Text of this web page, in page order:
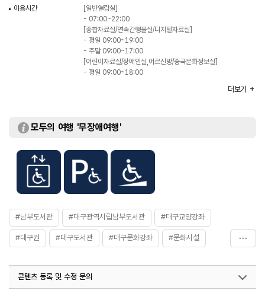
이용시간
[일반열람실]
- 07:00~22:00
[종합자료실/연속간행물실/디지털자료실]
- 평일 09:00~19:00
- 주말 09:00~17:00
[어린이자료실/장애인실,어르신방/중국문화정보실]
- 평일 09:00~18:00
이용요금
무료
규모
3층 - 종합자료실, 디지털자료실, 연속간행물실/지도자료실
2층 - 어린이실/아기랑부모랑방, 북스타트룸/보존서고,
장애인실/어르신방, 1~5강의실
1층 - 시청각실, 보존서고, 중국문화정보실/전시실
더보기
모두의 여행 '무장애여행'
#남부도서관 #대구광역시립남부도서관 #대구교양강좌
#대구권 #대구도서관 #대구문화강좌 #문화시설
콘텐츠 등록 및 수정 문의